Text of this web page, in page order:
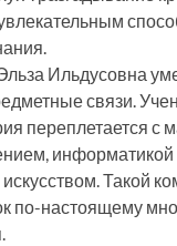
Ильдусовна
связи.
переплетается с
информатикой
Такой
по-настоящему